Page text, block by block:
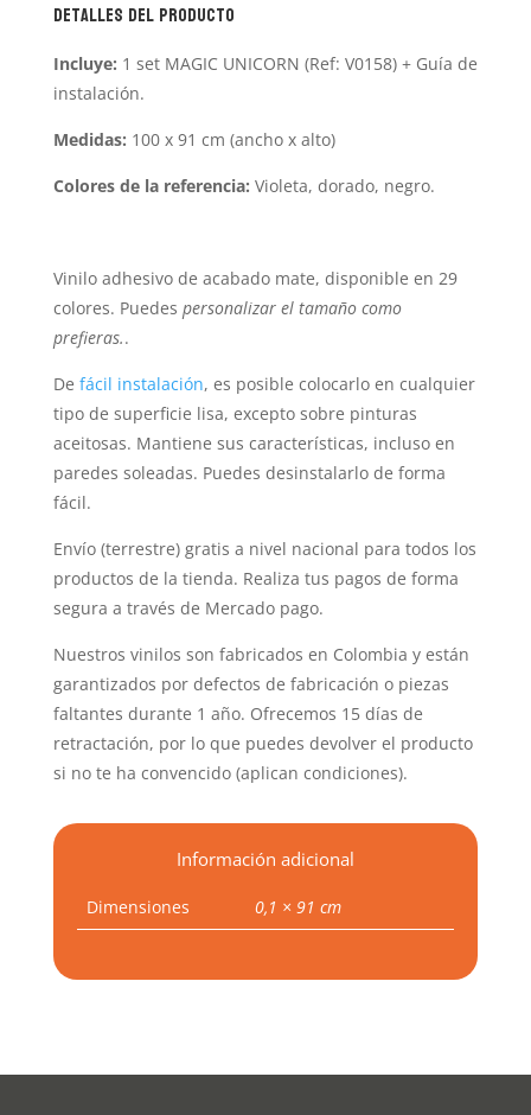
Detalles del producto
Incluye: 1 set MAGIC UNICORN (Ref: V0158) + Guía de
instalación.
Medidas: 100 x 91 cm (ancho x alto)
Colores de la referencia: Violeta, dorado, negro.
Vinilo adhesivo de acabado mate, disponible en 29
colores. Puedes personalizar el tamaño como
prefieras..
De fácil instalación, es posible colocarlo en cualquier
tipo de superficie lisa, excepto sobre pinturas
aceitosas. Mantiene sus características, incluso en
paredes soleadas. Puedes desinstalarlo de forma
fácil.
Envío (terrestre) gratis a nivel nacional para todos los
productos de la tienda. Realiza tus pagos de forma
segura a través de Mercado pago.
Nuestros vinilos son fabricados en Colombia y están
garantizados por defectos de fabricación o piezas
faltantes durante 1 año. Ofrecemos 15 días de
retractación, por lo que puedes devolver el producto
si no te ha convencido (aplican condiciones).
Información adicional
Dimensiones 0,1 × 91 cm